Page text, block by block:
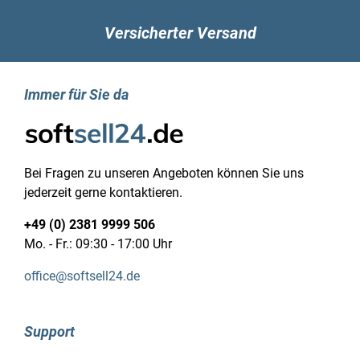
verfügbar
On-Board-Grafikadapterfamilie: Intel® UHD
Graphics
On-Board Grafikadaptermodell: Intel UHD
Graphics 730
Eigenschaft: Ethernet/LAN
Ethernet LAN Datentransferraten: 100,1000
Verkabelungstechnologie: 10/100/1000Base-
Eigenschaft: WLAN
Versicherter Versand
Immer für Sie da
Bei Fragen zu unseren Angeboten können Sie uns
jederzeit gerne kontaktieren.
+49 (0) 2381 9999 506
Mo. - Fr.: 09:30 - 17:00 Uhr
office@softsell24.de
Support